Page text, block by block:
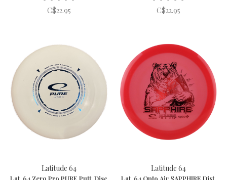
C$22.95 C$22.95
Latitude 64
Lat. 64 Zero Pro PURE Putt. Disc
Latitude 64
Lat. 64 Opto Air SAPPHIRE Dist.